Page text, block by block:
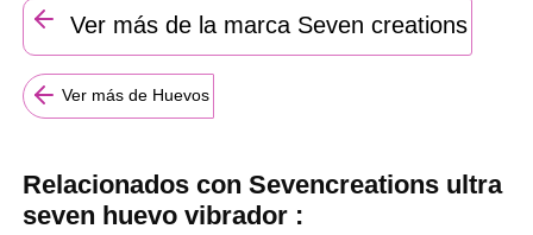
Ver más de la marca Seven creations
Ver más de Huevos
Relacionados con Sevencreations ultra
seven huevo vibrador :